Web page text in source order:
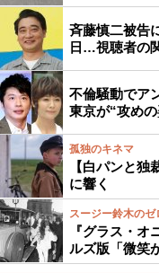
斉藤慎二被告
日…視聴者の
不倫騒動でア
東京が“攻め
孤独のキネマ
【白パンと
に響く
スージー鈴木の
『グラス・
ルズ版「微笑